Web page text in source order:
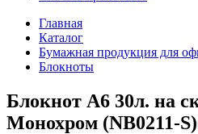
Главная
Каталог
Бумажная продукция для
Блокноты
Блокнот А6 30л. на
Монохром (NB0211-